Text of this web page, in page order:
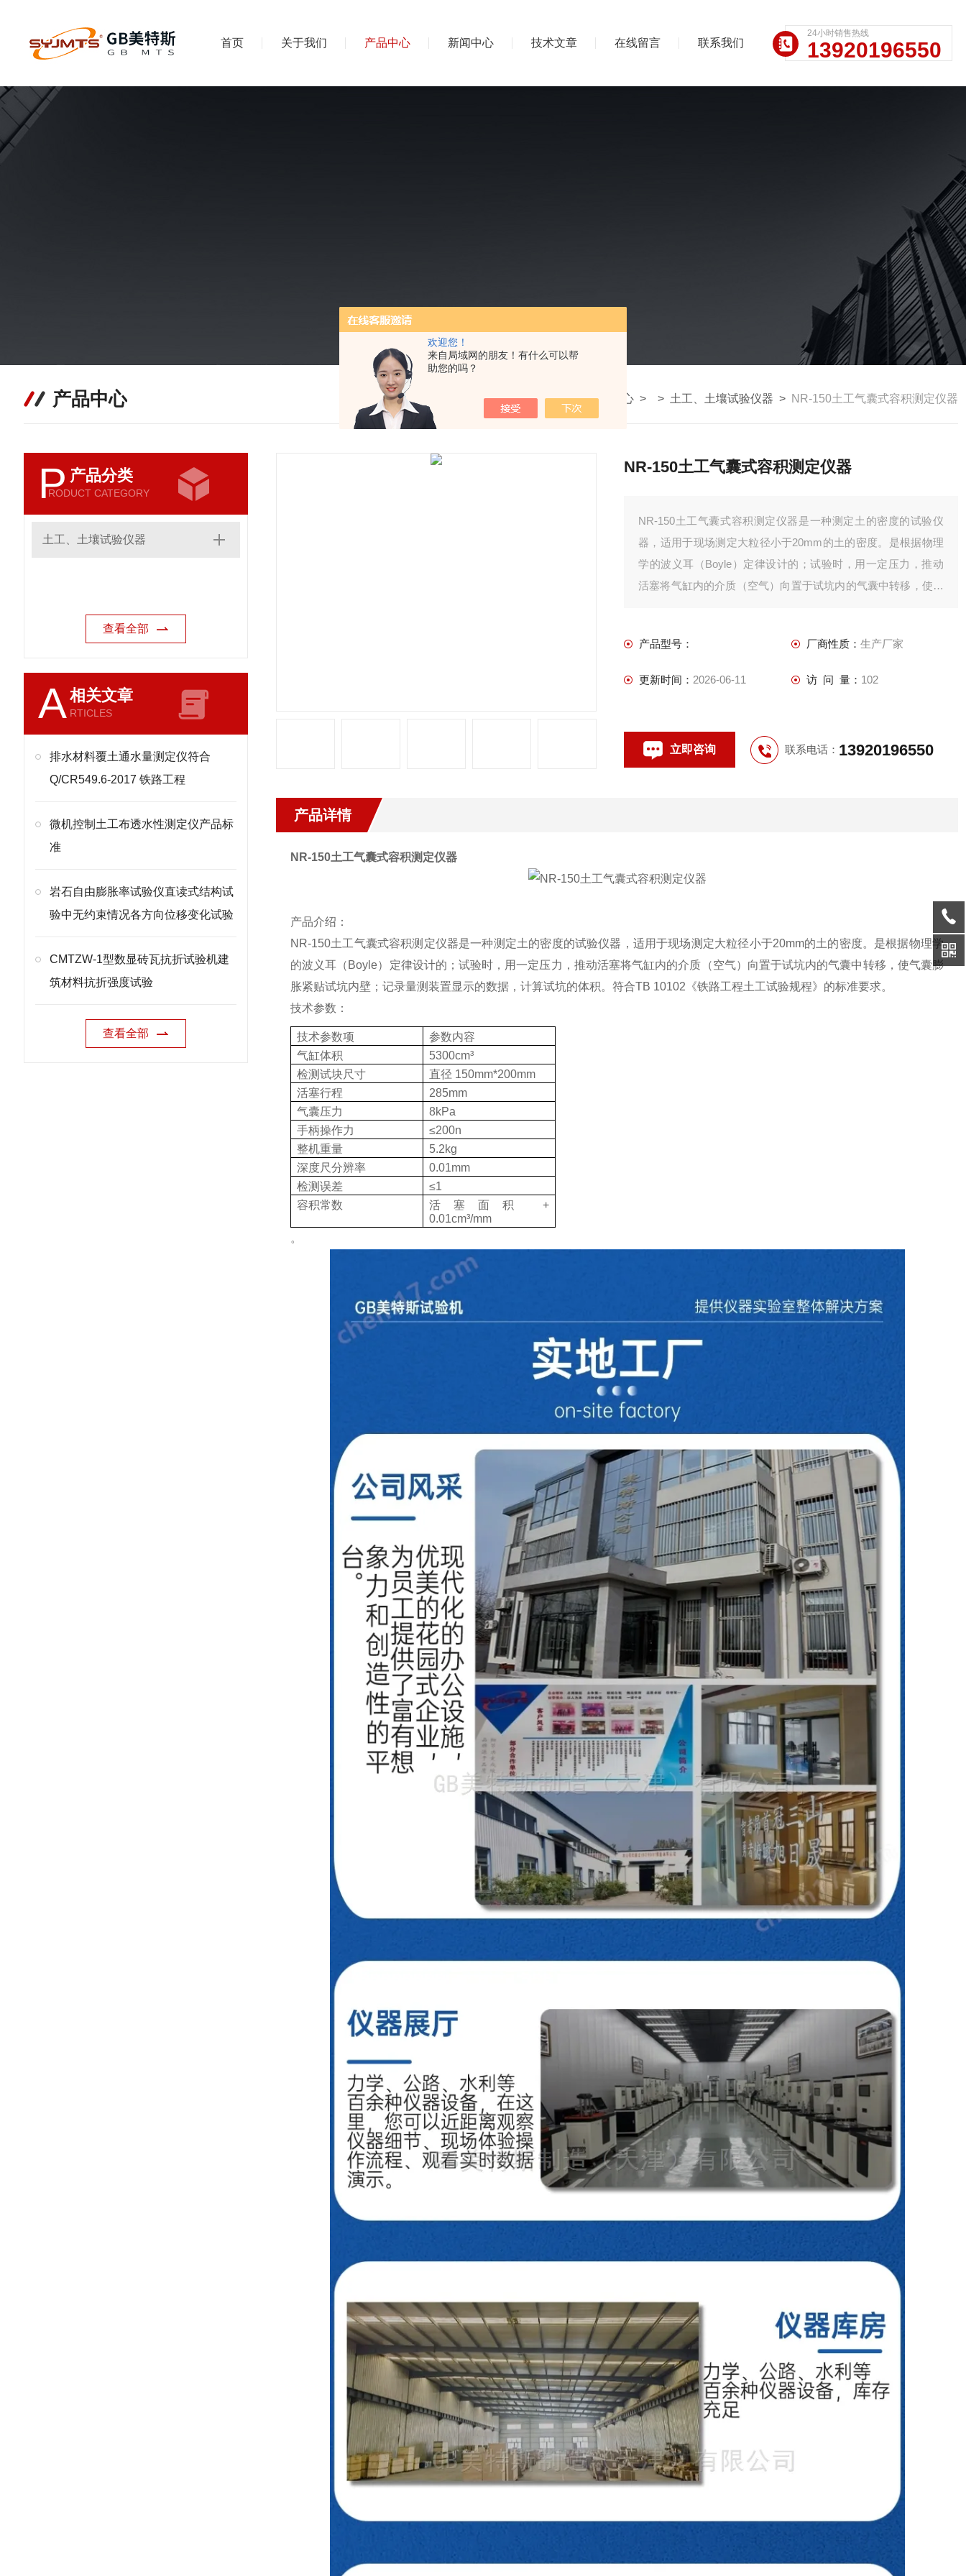
欢迎您！
来自局域网的朋友！有什么可以帮
助您的吗？
首页 关于我们 产品中心 新闻中心 技术文章 在线留言 联系我们
24小时销售热线
13920196550
产品中心 我的位置：首页>产品中心 > > 土工、土壤试验仪器 > NR-150土工气囊式容积测定仪器
P 产品分类
RODUCT CATEGORY
土工、土壤试验仪器
查看全部
A相关文章
RTICLES
排水材料覆土通水量测定仪符合
Q/CR549.6-2017 铁路工程
微机控制土工布透水性测定仪产品标
准
岩石自由膨胀率试验仪直读式结构试
验中无约束情况各方向位移变化试验
CMTZW-1型数显砖瓦抗折试验机建
筑材料抗折强度试验
查看全部
NR-150土工气囊式容积测定仪器
NR-150土工气囊式容积测定仪器是一种测定土的密度的试验仪
器，适用于现场测定大粒径小于20mm的土的密度。是根据物理
学的波义耳（Boyle）定律设计的；试验时，用一定压力，推动
活塞将气缸内的介质（空气）向置于试坑内的气囊中转移，使气
产品型号：
厂商性质： 生产厂家
更新时间： 2026-06-11 访 问 量： 102
立即咨询 联系电话： 13920196550
产品详情
NR-150土工气囊式容积测定仪器
产品介绍：
NR-150土工气囊式容积测定仪器是一种测定土的密度的试验仪器，适用于现场测定大粒径小于20mm的土的密度。是根据物理学
的波义耳（ Boyle）定律设计的；试验时，用一定压力，推动活塞将气缸内的介质（空气）向置于试坑内的气囊中转移，使气囊膨
胀紧贴试坑内壁；记录量测装置显示的数据，计算试坑的体积。符合TB 10102 《铁路工程土工试验规程》的标准要求。
技术参数：
技术参数项
参数内容
气缸体积
5300cm³
检测试块尺寸
直径 150mm*200mm
活塞行程
285mm
气囊压力
8kPa
手柄操作力
≤200n
整机重量
5.2kg
深度尺分辨率
0.01mm
检测误差
≤1
容积常数
活塞面积
+
0.01cm³/mm
。